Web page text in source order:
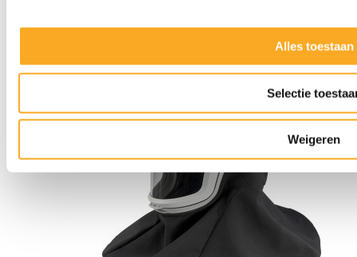
Alles toestaan
Selectie
Weigeren
Slijpkappen